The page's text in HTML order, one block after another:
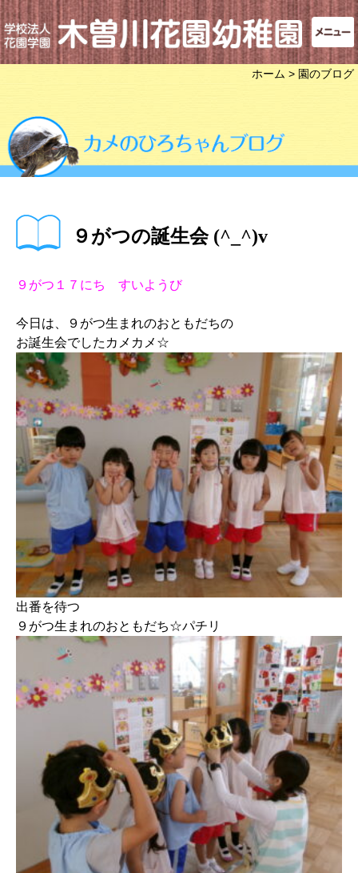
ホーム > 園のブログ
９がつの誕生会 (^_^)v
９がつ１７にち すいようび
今日は、９がつ生まれのおともだちの
お誕生会でしたカメカメ☆
出番を待つ
９がつ生まれのおともだち☆パチリ